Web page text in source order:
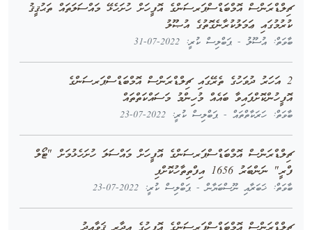
ޗިލްޑްރަންސް އޮމްބަޑްސްޕަރސަންގެ އޮފީހަށް ހުށަހެޅޭ މައްސަލަތައް ތަޙުޤީޤު
ކުރުމުގައި ޢަމަލުކުރާނެގޮތުގެ އުޞޫލު
ބާވަތް: އުސޫލު - ޕަބްލިސް ކުރީ: 2022-07-31
2 އަހަރު ދުވަހުގެ ތެރޭގައި ޗިލްޑްރަންސް އޮމްބަޑްސްޕަރސަންގެ
އޮފީހުންކޮށްފައިވާ ބައެއް މުހިންމު މަސައްކަތްތައް
ބާވަތް: ހަރަކާތްތައް - ޕަބްލިސް ކުރީ: 2022-07-23
ޗިލްޑްރަންސް އޮމްބަޑްސްޕަރސަންގެ އޮފީހަށް މައްސަލަ ހުށަހެޅުމަށް "ޓޯލް
ފްރީ" ނަންބަރު 1656 އިފްތިތާހުކޮށްފި
ބާވަތް: ޚަބަރާއި ނޫސްބަޔާން - ޕަބްލިސް ކުރީ: 2022-07-23